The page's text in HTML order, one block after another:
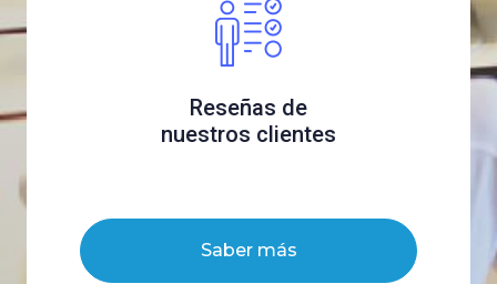
Reseñas de
nuestros clientes
Saber más